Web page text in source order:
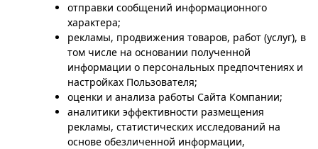
отправки сообщений информационного
характера;
рекламы, продвижения товаров, работ (услуг), в
том числе на основании полученной
информации о персональных предпочтениях и
настройках Пользователя;
оценки и анализа работы Сайта Компании;
аналитики эффективности размещения
рекламы, статистических исследований на
основе обезличенной информации,